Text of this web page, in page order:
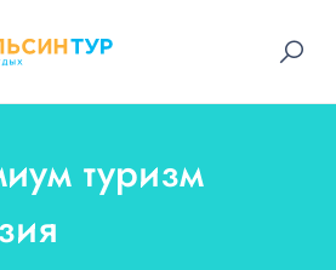
туризм